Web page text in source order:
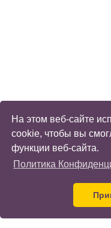
На этом веб-сайте
cookie, чтобы вы
функции веб-сайта.
Политика